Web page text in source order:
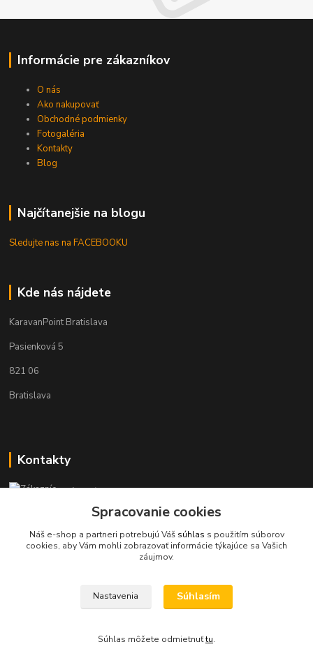
Informácie pre zákazníkov
O nás
Ako nakupovať
Obchodné podmienky
Fotogaléria
Kontakty
Blog
Najčítanejšie na blogu
Sledujte nas na FACEBOOKU
Kde nás nájdete
KaravanPoint Bratislava
Pasienková 5
821 06
Bratislava
Kontakty
Zákaznícka podpora KaravanPoint
+421902309993
(Po-Pia, 9-18 hod.)
info@karavanpoint.sk
Spracovanie cookies
Náš e-shop a partneri potrebujú Váš súhlas s použitím súborov
cookies, aby Vám mohli zobrazovať informácie týkajúce sa Vašich
záujmov.
Nastavenia Súhlasím
Súhlas môžete odmietnuťtu.